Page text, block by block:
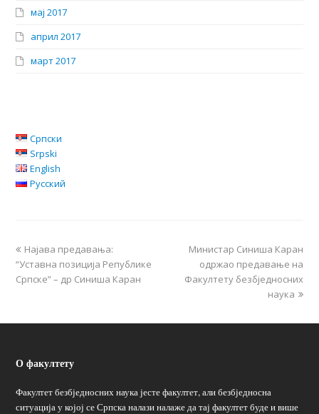
мај 2017
април 2017
март 2017
Српски
Srpski
English
Русский
Најава предавања:
“Уставна позиција Републике
Српске” – др Синиша Каран
Министар Синиша Каран
одржао предавање на
Факултету безбједносних
наука
О факултету
Факултет безбједносних наука јесте факултет, али безбједносна
ситуација у којој се Српска налази налаже да тај факултет буде и више